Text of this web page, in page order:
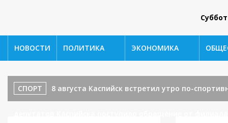
НОВОСТИ ПОЛИТИКА ЭКОНОМИКА
СПОРТ 8 августа Каспийск встретил утро по-